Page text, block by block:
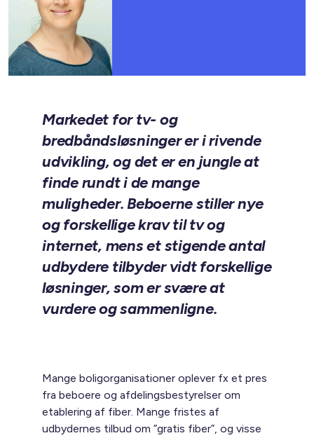
Markedet for tv- og
bredbåndsløsninger er i rivende
udvikling, og det er en jungle at
finde rundt i de mange
muligheder. Beboerne stiller nye
og forskellige krav til tv og
internet, mens et stigende antal
udbydere tilbyder vidt forskellige
løsninger, som er svære at
vurdere og sammenligne.
Mange boligorganisationer oplever fx et pres
fra beboere og afdelingsbestyrelser om
etablering af fiber. Mange fristes af
udbydernes tilbud om ”gratis fiber”, og visse